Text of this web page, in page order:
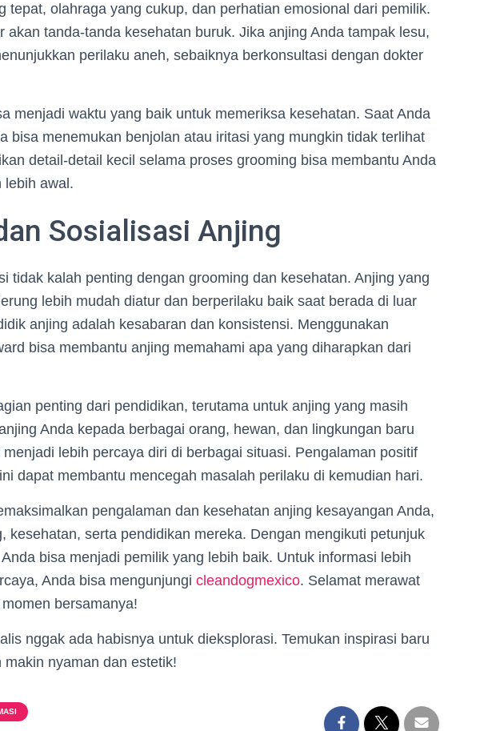
tepat, olahraga yang cukup, dan perhatian emosional dari pemilik.
akan tanda-tanda kesehatan buruk. Jika anjing Anda tampak lesu,
perilaku aneh, sebaiknya berkonsultasi dengan dokter
menjadi waktu yang baik untuk memeriksa kesehatan. Saat Anda
bisa menemukan benjolan atau iritasi yang mungkin tidak terlihat
detail-detail kecil selama proses grooming bisa membantu Anda
lebih awal.
Sosialisasi Anjing
tidak kalah penting dengan grooming dan kesehatan. Anjing yang
lebih mudah diatur dan berperilaku baik saat berada di luar
anjing adalah kesabaran dan konsistensi. Menggunakan
bisa membantu anjing memahami apa yang diharapkan dari
penting dari pendidikan, terutama untuk anjing yang masih
Anda kepada berbagai orang, hewan, dan lingkungan baru
lebih percaya diri di berbagai situasi. Pengalaman positif
dapat membantu mencegah masalah perilaku di kemudian hari.
pengalaman dan kesehatan anjing kesayangan Anda,
kesehatan, serta pendidikan mereka. Dengan mengikuti petunjuk
bisa menjadi pemilik yang lebih baik. Untuk informasi lebih
Anda bisa mengunjungi cleandogmexico. Selamat merawat
bersamanya!
nggak ada habisnya untuk dieksplorasi. Temukan inspirasi baru
nyaman dan estetik!